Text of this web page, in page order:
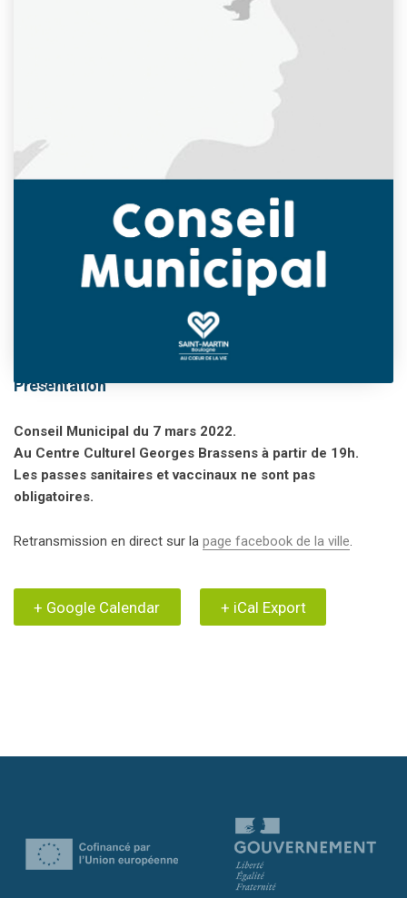
Présentation
Conseil Municipal du 7 mars 2022.
Au Centre Culturel Georges Brassens à partir de 19h.
Les passes sanitaires et vaccinaux ne sont pas
obligatoires.
Retransmission en direct sur la page facebook de la ville.
+ Google Calendar + iCal Export